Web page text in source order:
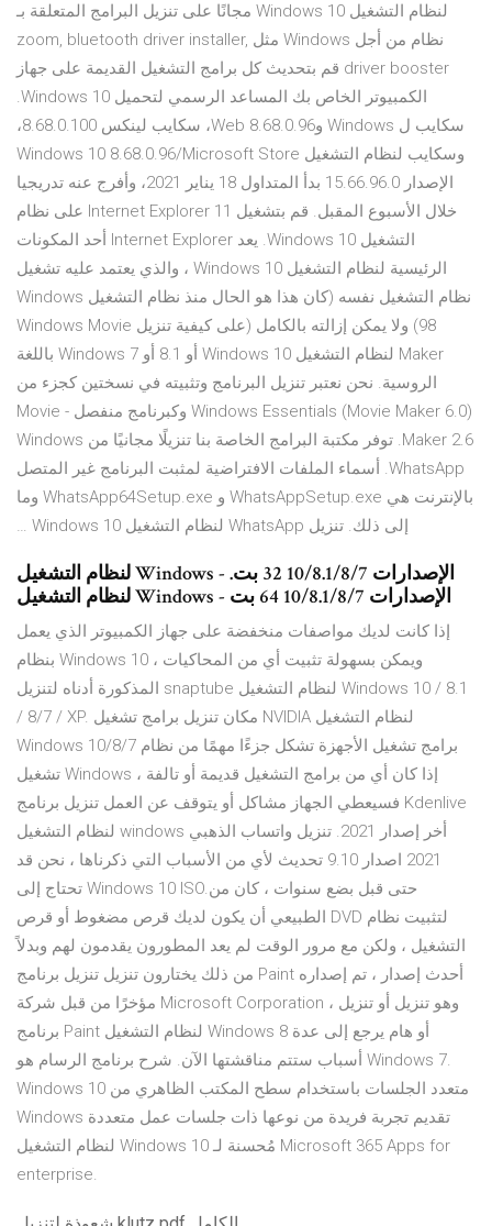
لنظام التشغيل Windows 10 مجانًا على تنزيل البرامج المتعلقة بـ
نظام من أجل Windows مثل zoom, bluetooth driver installer,
driver booster قم بتحديث كل برامج التشغيل القديمة على جهاز
الكمبيوتر الخاص بك المساعد الرسمي لتحميل Windows 10.
سكايب ل Windows وWeb 8.68.0.96، سكايب لينكس 8.68.0.100،
وسكايب لنظام التشغيل Windows 10 8.68.0.96/Microsoft Store
الإصدار 15.66.96.0 بدأ المتداول 18 يناير 2021، وأفرج عنه تدريجيا
خلال الأسبوع المقبل. قم بتشغيل Internet Explorer 11 على نظام
التشغيل Windows 10. يعد Internet Explorer أحد المكونات
الرئيسية لنظام التشغيل Windows 10 ، والذي يعتمد عليه تشغيل
نظام التشغيل نفسه (كان هذا هو الحال منذ نظام التشغيل Windows
98) ولا يمكن إزالته بالكامل (على كيفية تنزيل Windows Movie
Maker لنظام التشغيل Windows 10 أو 8.1 أو Windows 7 باللغة
الروسية. نحن نعتبر تنزيل البرنامج وتثبيته في نسختين كجزء من
Windows Essentials (Movie Maker 6.0) وكبرنامج منفصل - Movie
Maker 2.6. توفر مكتبة البرامج الخاصة بنا تنزيلًا مجانيًا من Windows
WhatsApp. أسماء الملفات الافتراضية لمثبت البرنامج غير المتصل
بالإنترنت هي WhatsAppSetup.exe و WhatsApp64Setup.exe وما
إلى ذلك. تنزيل WhatsApp لنظام التشغيل Windows 10 …
لنظام التشغيل Windows - الإصدارات 10/8.1/8/7 32 بت.
لنظام التشغيل Windows - الإصدارات 10/8.1/8/7 64 بت
إذا كانت لديك مواصفات منخفضة على جهاز الكمبيوتر الذي يعمل
بنظام Windows 10 ، ويمكن بسهولة تثبيت أي من المحاكيات
المذكورة أدناه لتنزيل snaptube لنظام التشغيل Windows 10 / 8.1
/ 8/7 / XP. مكان تنزيل برامج تشغيل NVIDIA لنظام التشغيل
Windows 10/8/7 برامج تشغيل الأجهزة تشكل جزءًا مهمًا من نظام
تشغيل Windows إذا كان أي من برامج التشغيل قديمة أو تالفة ،
فسيعطي الجهاز مشاكل أو يتوقف عن العمل تنزيل برنامج Kdenlive
لنظام التشغيل windows أخر إصدار 2021. تنزيل واتساب الذهبي
2021 اصدار 9.10 تحديث لأي من الأسباب التي ذكرناها ، نحن قد
تحتاج إلى Windows 10 ISO.حتى قبل بضع سنوات ، كان من
الطبيعي أن يكون لديك قرص مضغوط أو قرص DVD لتثبيت نظام
التشغيل ، ولكن مع مرور الوقت لم يعد المطورون يقدمون لهم وبدلاً
من ذلك يختارون تنزيل تنزيل برنامج Paint أحدث إصدار ، تم إصداره
مؤخرًا من قبل شركة Microsoft Corporation ، وهو تنزيل أو تنزيل
برنامج Paint لنظام التشغيل Windows 8 أو هام يرجع إلى عدة
أسباب ستتم مناقشتها الآن. شرح برنامج الرسام هو Windows 7.
Windows 10 متعدد الجلسات باستخدام سطح المكتب الظاهري من
Windows تقديم تجربة فريدة من نوعها ذات جلسات عمل متعددة
لنظام التشغيل Windows 10 مُحسنة لـ Microsoft 365 Apps for
enterprise.